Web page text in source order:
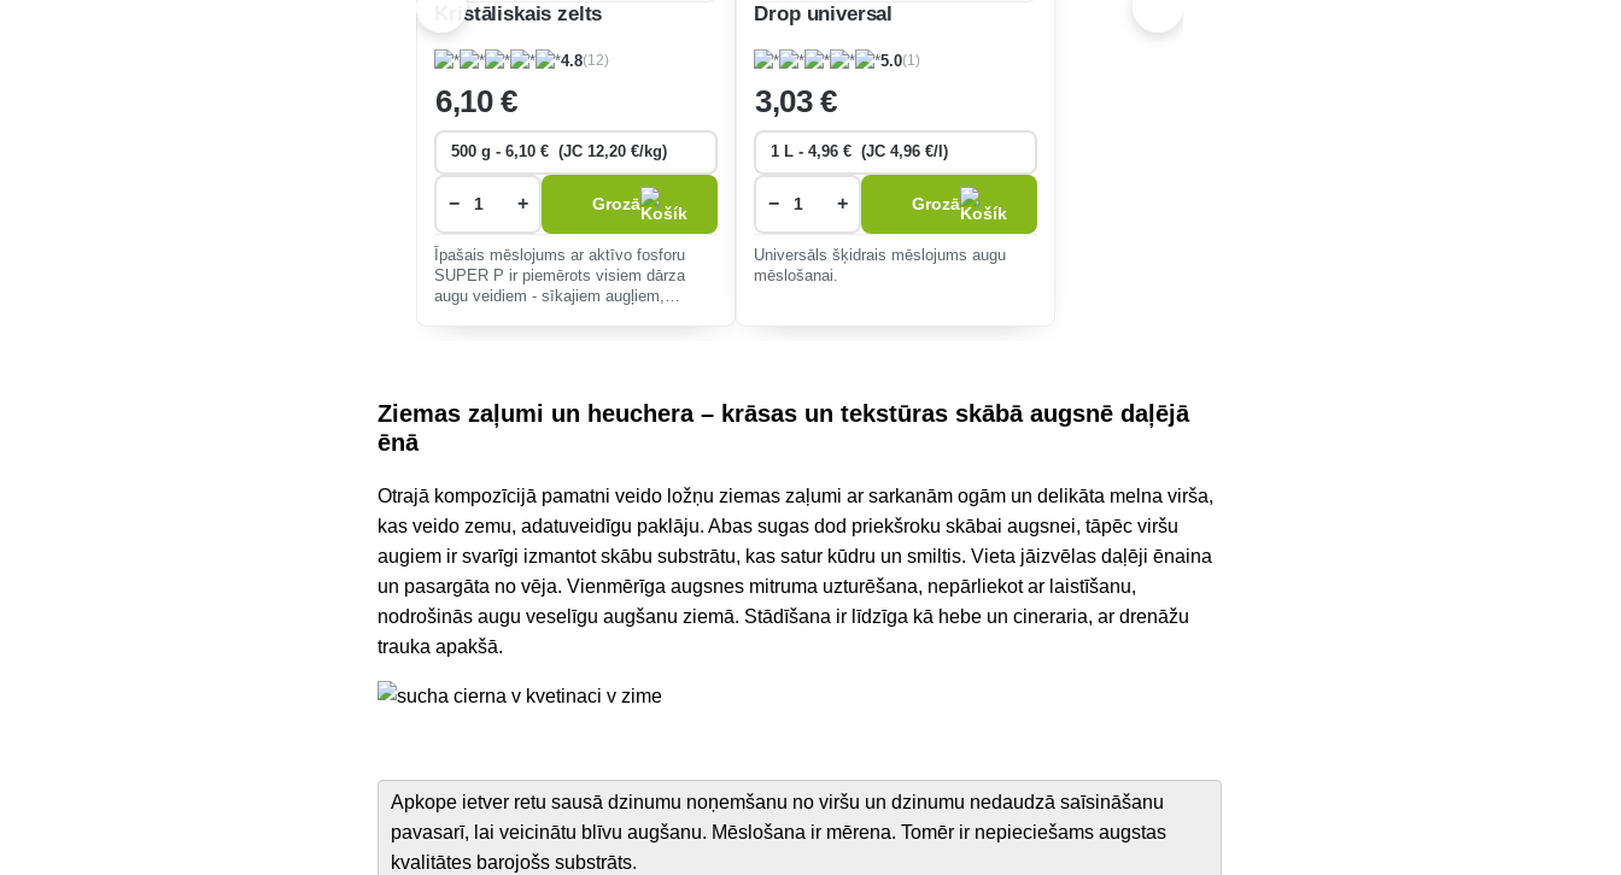
Kristāliskais zelts
4.8(12)
6,10 €
− + Grozā
Īpašais mēslojums ar aktīvo fosforu
SUPER P ir piemērots visiem dārza
augu veidiem - sīkajiem augļiem,
Drop universal
5.0(1)
3,03 €
− + Grozā
Universāls šķidrais mēslojums augu
mēslošanai.
Ziemas zaļumi un heuchera – krāsas un tekstūras skābā augsnē daļējā
ēnā
Otrajā kompozīcijā pamatni veido ložņu ziemas zaļumi ar sarkanām ogām un delikāta melna virša,
kas veido zemu, adatuveidīgu paklāju. Abas sugas dod priekšroku skābai augsnei, tāpēc viršu
augiem ir svarīgi izmantot skābu substrātu, kas satur kūdru un smiltis. Vieta jāizvēlas daļēji ēnaina
un pasargāta no vēja. Vienmērīga augsnes mitruma uzturēšana, nepārliekot ar laistīšanu,
nodrošinās augu veselīgu augšanu ziemā. Stādīšana ir līdzīga kā hebe un cineraria, ar drenāžu
trauka apakšā.
Apkope ietver retu sausā dzinumu noņemšanu no viršu un dzinumu nedaudzā saīsināšanu
pavasarī, lai veicinātu blīvu augšanu. Mēslošana ir mērena. Tomēr ir nepieciešams augstas
kvalitātes barojošs substrāts.